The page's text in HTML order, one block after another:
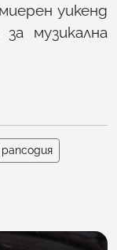
уикенд
музикална